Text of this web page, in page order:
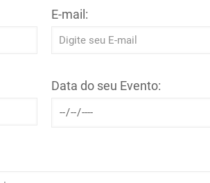
E-mail:
Data do seu Evento: